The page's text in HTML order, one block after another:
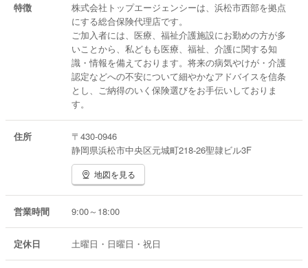
特徴
株式会社トップエージェンシーは、浜松市西部を拠点
にする総合保険代理店です。
ご加入者には、医療、福祉介護施設にお勤めの方が多
いことから、私どもも医療、福祉、介護に関する知
識・情報を備えております。将来の病気やけが・介護
認定などへの不安について細やかなアドバイスを信条
とし、ご納得のいく保険選びをお手伝いしておりま
す。
住所
〒430-0946
静岡県浜松市中央区元城町218-26聖隷ビル3F
地図を見る
営業時間 9:00～18:00
定休日 土曜日・日曜日・祝日